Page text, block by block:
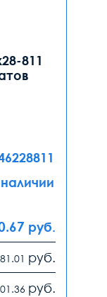
811
руб.
руб.
руб.